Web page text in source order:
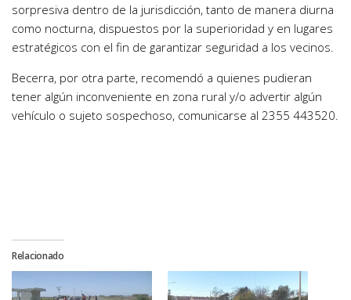
sorpresiva dentro de la jurisdicción, tanto de manera diurna
como nocturna, dispuestos por la superioridad y en lugares
estratégicos con el fin de garantizar seguridad a los vecinos.
Becerra, por otra parte, recomendó a quienes pudieran
tener algún inconveniente en zona rural y/o advertir algún
vehículo o sujeto sospechoso, comunicarse al 2355 443520.
Relacionado